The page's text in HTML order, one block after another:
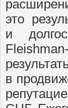
это
и
в